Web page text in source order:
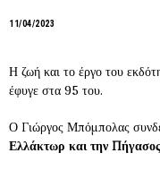
11/04/2023
Η ζωή και το έργο του
έφυγε στα 95 του.
Ο Γιώργος Μπόμπολας
Ελλάκτωρ και την